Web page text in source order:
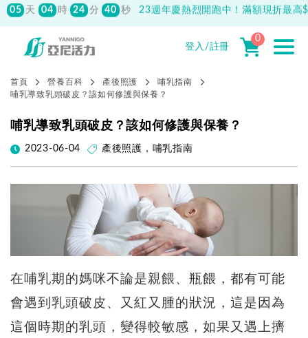
先付款滿800元免運！註冊會員最高獲 150元抵用券
登入/註冊
0
首頁 營養百科 產後照護
哺乳指南
哺乳導致乳頭破皮？該如何修護與保養？
哺乳導致乳頭破皮？該如何修護與保養？
2023-06-04 產後照護 ， 哺乳指南
在哺乳期的媽咪不論是親餵、瓶餵，都有可能
會遇到乳頭破皮、又紅又腫的狀況，這是因為
這個時期的乳頭，變得較敏感，如果又遇上擠